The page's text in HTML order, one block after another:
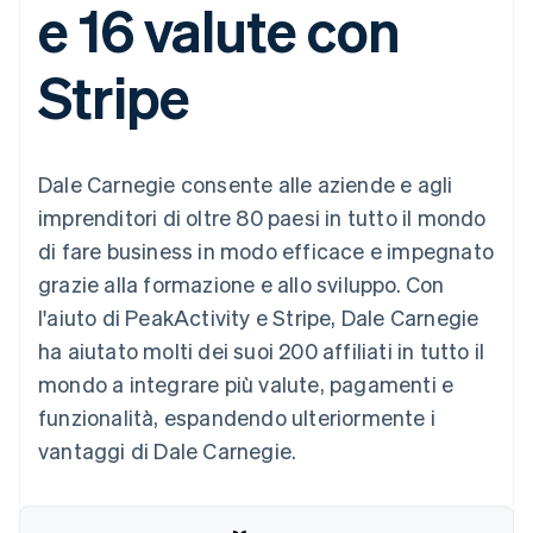
flessibile
Metodi di
pagamento
oltre 125
Terminal
Pagamenti di
Authorization
Accettazione
ottimizzata
Pagamento
accelerato
Connections
Conti finanziari
della contabilità
Stripe Sigma
Altro
Gestione del denaro
Piattaforme
SaaS
Aziende di IA
Creator economy
Gaming
tempo libero
Assicurazione
intrattenimento
Organizzazioni non
profit
Servizi professionali
Pubblica
amministrazione
Gestire gli
abbonamenti
Offrire addebiti in base
Emettere carte
garantite da stablecoin
gestisci i servizi con gli
agenti
Risorse
Integrazioni app
Esempi di codice
Blog per sviluppatori
Stato dell'API
Roadmap del prodotto
Conferenza annuale
Lavora con noi
Sala stampa
Recapiti
Contattaci
Diventa nostro partner
e 16 valute con
Stripe
Dale Carnegie consente alle aziende e agli
imprenditori di oltre 80 paesi in tutto il mondo
di fare business in modo efficace e impegnato
grazie alla formazione e allo sviluppo. Con
l'aiuto di PeakActivity e Stripe, Dale Carnegie
ha aiutato molti dei suoi 200 affiliati in tutto il
mondo a integrare più valute, pagamenti e
funzionalità, espandendo ulteriormente i
vantaggi di Dale Carnegie.